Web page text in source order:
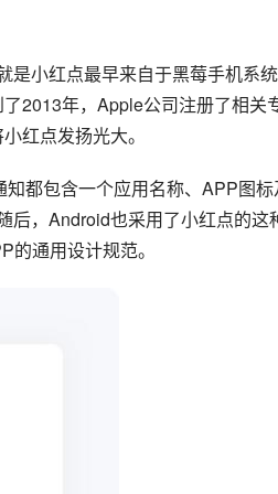
是小红点最早来自于黑莓手机系统
2013年，Apple公司注册了相关
红点发扬光大。
都包含一个应用名称、APP图标
后，Android也采用了小红点的这
通用设计规范。